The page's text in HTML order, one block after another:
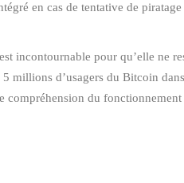
en cas de tentative de
incontournable pour qu’elle ne
5 millions d’usagers du Bitcoin
compréhension du